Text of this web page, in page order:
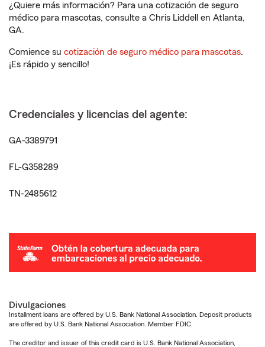
¿Quiere más información? Para una cotización de seguro
médico para mascotas, consulte a Chris Liddell en Atlanta,
GA.
Comience su cotización de seguro médico para mascotas.
¡Es rápido y sencillo!
Credenciales y licencias del agente:
GA-3389791
FL-G358289
TN-2485612
Divulgaciones
Installment loans are offered by U.S. Bank National Association. Deposit products
are offered by U.S. Bank National Association. Member FDIC.
The creditor and issuer of this credit card is U.S. Bank National Association,